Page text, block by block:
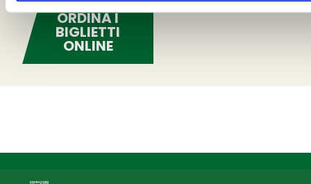
ORDINA I
BIGLIETTI
ONLINE